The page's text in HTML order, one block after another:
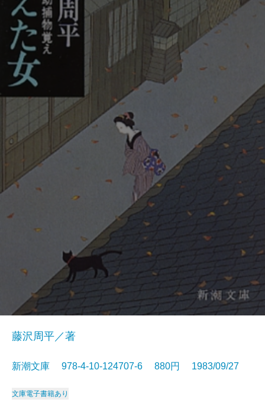
藤沢周平／著
新潮文庫 978-4-10-124707-6 880円 1983/09/27
文庫電子書籍あり